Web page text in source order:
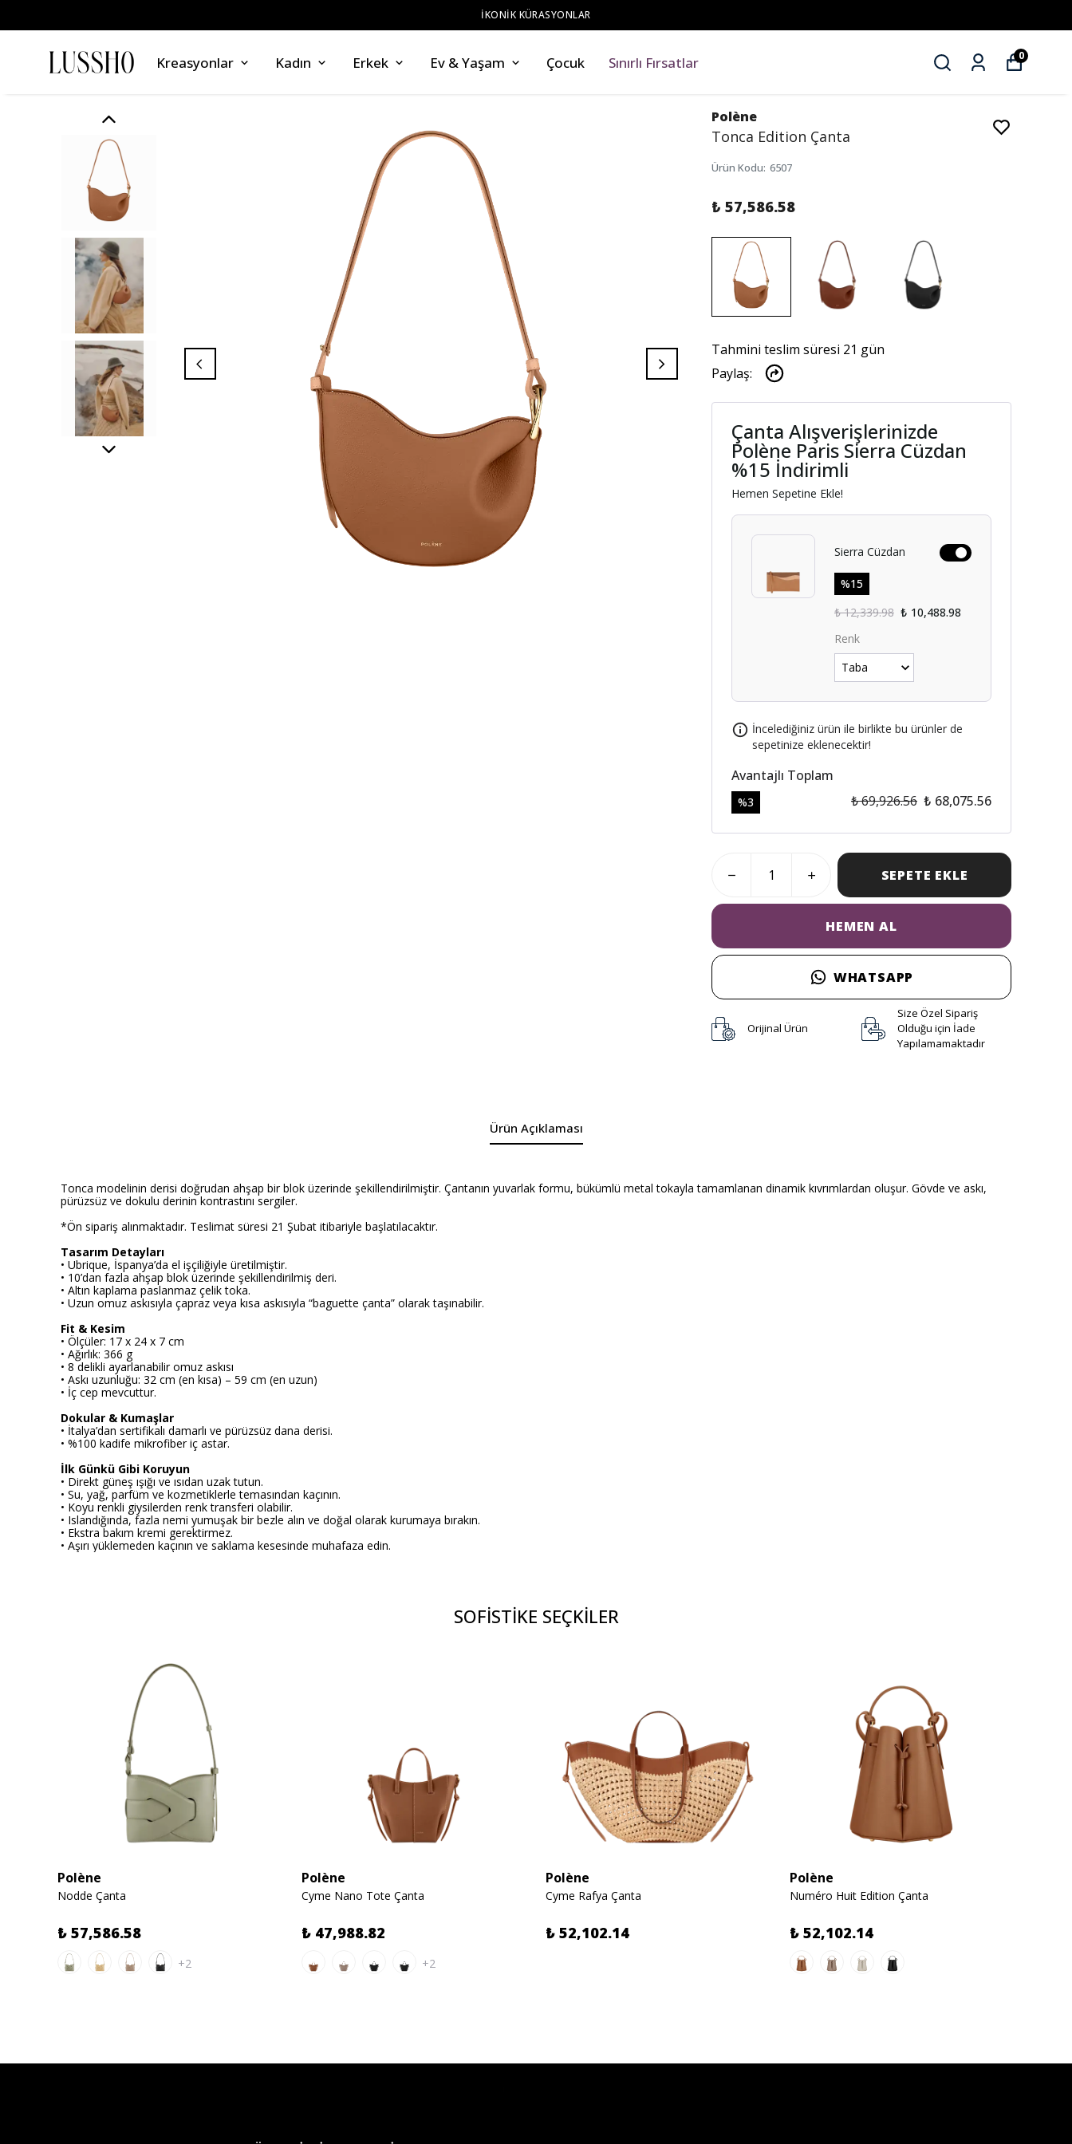
ZAHMETSİZ STİL
Kreasyonlar Kadın Erkek Ev & Yaşam Çocuk Sınırlı Fırsatlar 0
Polène
Tonca Edition Çanta
Ürün Kodu: 6507
₺ 57,586.58
Tahmini teslim süresi 21 gün
Paylaş:
Çanta Alışverişlerinizde
Polène Paris Sierra Cüzdan
%15 İndirimli
Hemen Sepetine Ekle!
Sierra Cüzdan
%15
₺ 12,339.98 ₺ 10,488.98
Renk
İncelediğiniz ürün ile birlikte bu ürünler de
sepetinize eklenecektir!
Avantajlı Toplam
%3 ₺ 69,926.56 ₺ 68,075.56
SEPETE EKLE
HEMEN AL
WHATSAPP
Orijinal Ürün
Size Özel Sipariş
Olduğu için İade
Yapılamamaktadır
Ürün Açıklaması
Tonca modelinin derisi doğrudan ahşap bir blok üzerinde şekillendirilmiştir. Çantanın yuvarlak formu, bükümlü metal tokayla tamamlanan dinamik kıvrımlardan oluşur. Gövde ve askı,
pürüzsüz ve dokulu derinin kontrastını sergiler.
*Ön sipariş alınmaktadır. Teslimat süresi 21 Şubat itibariyle başlatılacaktır.
Tasarım Detayları
• Ubrique, İspanya’da el işçiliğiyle üretilmiştir.
• 10’dan fazla ahşap blok üzerinde şekillendirilmiş deri.
• Altın kaplama paslanmaz çelik toka.
• Uzun omuz askısıyla çapraz veya kısa askısıyla “baguette çanta” olarak taşınabilir.
Fit & Kesim
• Ölçüler: 17 x 24 x 7 cm
• Ağırlık: 366 g
• 8 delikli ayarlanabilir omuz askısı
• Askı uzunluğu: 32 cm (en kısa) – 59 cm (en uzun)
• İç cep mevcuttur.
Dokular & Kumaşlar
• İtalya’dan sertifikalı damarlı ve pürüzsüz dana derisi.
• %100 kadife mikrofiber iç astar.
İlk Günkü Gibi Koruyun
• Direkt güneş ışığı ve ısıdan uzak tutun.
• Su, yağ, parfüm ve kozmetiklerle temasından kaçının.
• Koyu renkli giysilerden renk transferi olabilir.
• Islandığında, fazla nemi yumuşak bir bezle alın ve doğal olarak kurumaya bırakın.
• Ekstra bakım kremi gerektirmez.
• Aşırı yüklemeden kaçının ve saklama kesesinde muhafaza edin.
SOFİSTİKE SEÇKİLER
Polène
Nodde Çanta
₺ 57,586.58
+2
Polène
Cyme Nano Tote Çanta
₺ 47,988.82
+2
Polène
Cyme Rafya Çanta
₺ 52,102.14
Polène
Numéro Huit Edition Çanta
₺ 52,102.14